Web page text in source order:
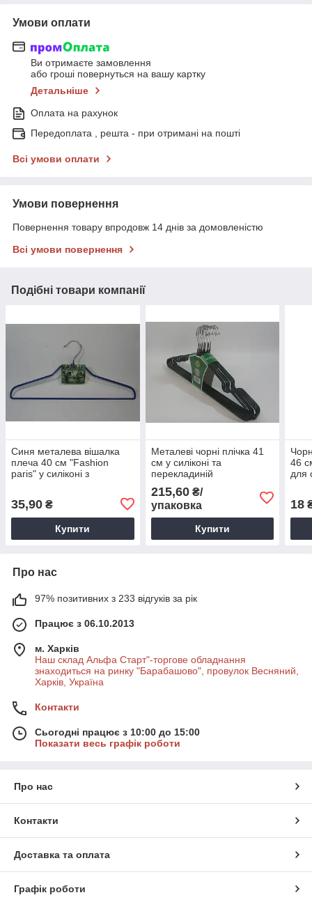
Умови оплати
Ви отримаєте замовлення
або гроші повернуться на вашу картку
Детальніше
Оплата на рахунок
Передоплата , решта - при отримані на пошті
Всі умови оплати
Умови повернення
Повернення товару впродовж 14 днів за домовленістю
Всі умови повернення
Подібні товари компанії
Синя металева вішалка
плеча 40 см "Fashion
paris" у силіконі з
35,90 ₴
Купити
Металеві чорні плічка 41
см у силіконі та
перекладиній
215,60₴/
упаковка
Купити
46
для
18
Про нас
97% позитивних з 233 відгуків за рік
Працює з 06.10.2013
м. Харків
Наш склад Альфа Старт"-торгове обладнання
знаходиться на ринку "Барабашово", провулок Весняний,
Харків, Україна
Контакти
Сьогодні працює з 10:00 до 15:00
Показати весь графік роботи
Про нас
Контакти
Доставка та оплата
Графік роботи